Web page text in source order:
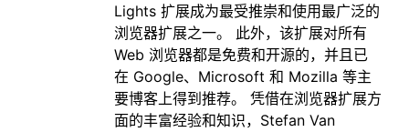
Lights 扩展成为最受推崇和使用最广泛的
浏览器扩展之一。 此外，该扩展对所有
Web 浏览器都是免费和开源的，并且已
在 Google、Microsoft 和 Mozilla 等主
要博客上得到推荐。 凭借在浏览器扩展方
面的丰富经验和知识，Stefan Van